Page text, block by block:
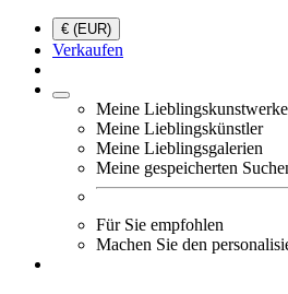
€ (EUR)
Verkaufen
Meine Lieblingskunstwerke
Meine Lieblingskünstler
Meine Lieblingsgalerien
Meine gespeicherten
Für Sie empfohlen
Machen Sie den